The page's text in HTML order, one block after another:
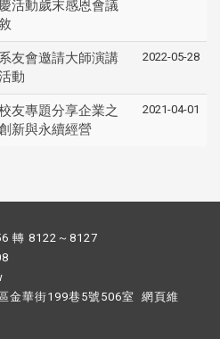
活動歲末感恩會議
友會邀請大師演講
動
2022-05-28
友專題分享企業之
新與永續經營
2021-04-01
轉 8122～8127
金華街199巷5號506室 網頁維